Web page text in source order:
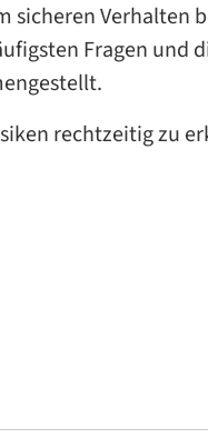
sicheren Verhalten
Fragen und
rechtzeitig zu